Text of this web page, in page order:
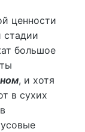
ценности
стадии
большое
, и хотя
в сухих